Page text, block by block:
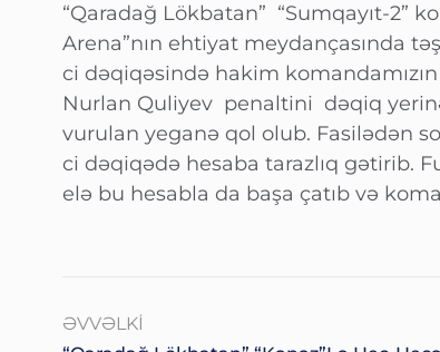
“Qaradağ Lökbatan” “Sumqayıt-2”
Arena”nın ehtiyat meydançasında
ci dəqiqəsində hakim
Nurlan Quliyev penaltini dəqiq yerinə
vurulan yeganə qol olub. Fasilədən
ci dəqiqədə hesaba tarazlıq gətirib.
elə bu hesabla da başa çatıb və
ƏVVƏLKI